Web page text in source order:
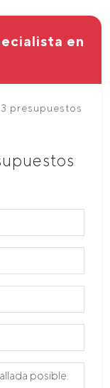
en
presupuestos